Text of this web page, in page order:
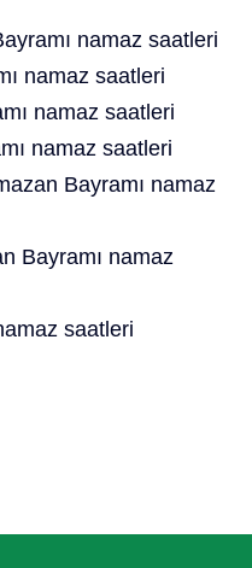
namaz saatleri
namaz saatleri
namaz saatleri
namaz saatleri
Bayramı namaz
Bayramı namaz
saatleri